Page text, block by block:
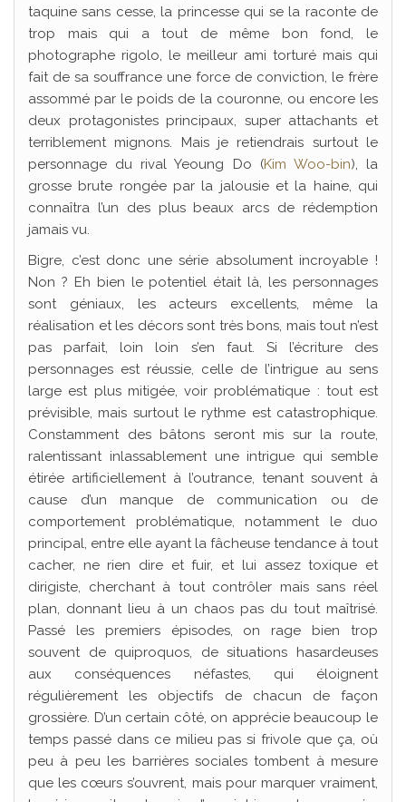
taquine sans cesse, la princesse qui se la raconte de
trop mais qui a tout de même bon fond, le
photographe rigolo, le meilleur ami torturé mais qui
fait de sa souffrance une force de conviction, le frère
assommé par le poids de la couronne, ou encore les
deux protagonistes principaux, super attachants et
terriblement mignons. Mais je retiendrais surtout le
personnage du rival Yeoung Do (Kim Woo-bin), la
grosse brute rongée par la jalousie et la haine, qui
connaîtra l’un des plus beaux arcs de rédemption
jamais vu.
Bigre, c’est donc une série absolument incroyable !
Non ? Eh bien le potentiel était là, les personnages
sont géniaux, les acteurs excellents, même la
réalisation et les décors sont très bons, mais tout n’est
pas parfait, loin loin s’en faut. Si l’écriture des
personnages est réussie, celle de l’intrigue au sens
large est plus mitigée, voir problématique : tout est
prévisible, mais surtout le rythme est catastrophique.
Constamment des bâtons seront mis sur la route,
ralentissant inlassablement une intrigue qui semble
étirée artificiellement à l’outrance, tenant souvent à
cause d’un manque de communication ou de
comportement problématique, notamment le duo
principal, entre elle ayant la fâcheuse tendance à tout
cacher, ne rien dire et fuir, et lui assez toxique et
dirigiste, cherchant à tout contrôler mais sans réel
plan, donnant lieu à un chaos pas du tout maîtrisé.
Passé les premiers épisodes, on rage bien trop
souvent de quiproquos, de situations hasardeuses
aux conséquences néfastes, qui éloignent
régulièrement les objectifs de chacun de façon
grossière. D’un certain côté, on apprécie beaucoup le
temps passé dans ce milieu pas si frivole que ça, où
peu à peu les barrières sociales tombent à mesure
que les cœurs s’ouvrent, mais pour marquer vraiment,